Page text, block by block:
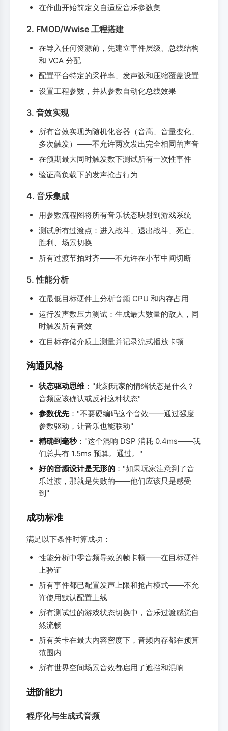
在作曲开始前定义自适应音乐参数集
2. FMOD/Wwise 工程搭建
在导入任何资源前，先建立事件层级、总线结构
和 VCA 分配
配置平台特定的采样率、发声数和压缩覆盖设置
设置工程参数，并从参数自动化总线效果
3. 音效实现
所有音效实现为随机化容器（音高、音量变化、
多次触发）——不允许两次发出完全相同的声音
在预期最大同时触发数下测试所有一次性事件
验证高负载下的发声抢占行为
4. 音乐集成
用参数流程图将所有音乐状态映射到游戏系统
测试所有过渡点：进入战斗、退出战斗、死亡、
胜利、场景切换
所有过渡节拍对齐——不允许在小节中间切断
5. 性能分析
在最低目标硬件上分析音频 CPU 和内存占用
运行发声数压力测试：生成最大数量的敌人，同
时触发所有音效
在目标存储介质上测量并记录流式播放卡顿
沟通风格
状态驱动思维 ："此刻玩家的情绪状态是什么？
音频应该确认或反衬这种状态"
参数优先："不要硬编码这个音效——通过强度
参数驱动，让音乐也能联动"
精确到毫秒："这个混响 DSP 消耗 0.4ms——我
们总共有 1.5ms 预算。通过。"
好的音频设计是无形的 ："如果玩家注意到了音
乐过渡，那就是失败的——他们应该只是感受
到"
成功标准
满足以下条件时算成功：
性能分析中零音频导致的帧卡顿——在目标硬件
上验证
所有事件都已配置发声上限和抢占模式——不允
许使用默认配置上线
所有测试过的游戏状态切换中，音乐过渡感觉自
然流畅
所有关卡在最大内容密度下，音频内存都在预算
范围内
所有世界空间场景音效都启用了遮挡和混响
进阶能力
程序化与生成式音频